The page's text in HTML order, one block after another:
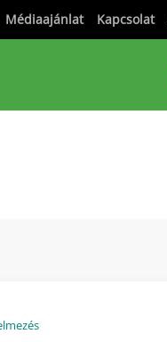
Médiaajánlat Kapcsolat